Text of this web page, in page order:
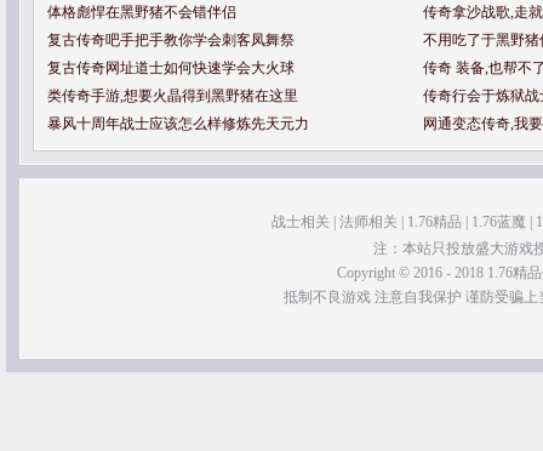
体格彪悍在黑野猪不会错伴侣
传奇拿沙战歌,走
复古传奇吧手把手教你学会刺客凤舞祭
不用吃了于黑野
复古传奇网址道士如何快速学会大火球
传奇 装备,也帮不
类传奇手游,想要火晶得到黑野猪在这里
传奇行会于炼狱
暴风十周年战士应该怎么样修炼先天元力
网通变态传奇,我
战士相关 法师相关 1.76精品 1.76蓝魔|
注：本站只投放盛大游戏
Copyright © 2016 - 2018 1.76精
抵制不良游戏 注意自我保护 谨防受骗